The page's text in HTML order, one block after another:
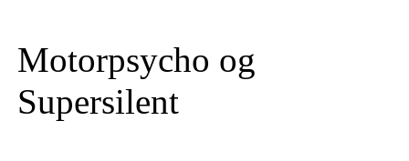
Motorpsycho og
Supersilent